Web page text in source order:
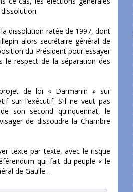
dissolution ratée de 1997, dont
alors secrétaire général de
du Président pour essayer
le respect de la séparation des
de loi « Darmanin » sur
sur l’exécutif. S’il ne veut pas
son second quinquennat, le
de dissoudre la Chambre
texte par texte, avec le risque
qui fait du peuple « le
de Gaulle…